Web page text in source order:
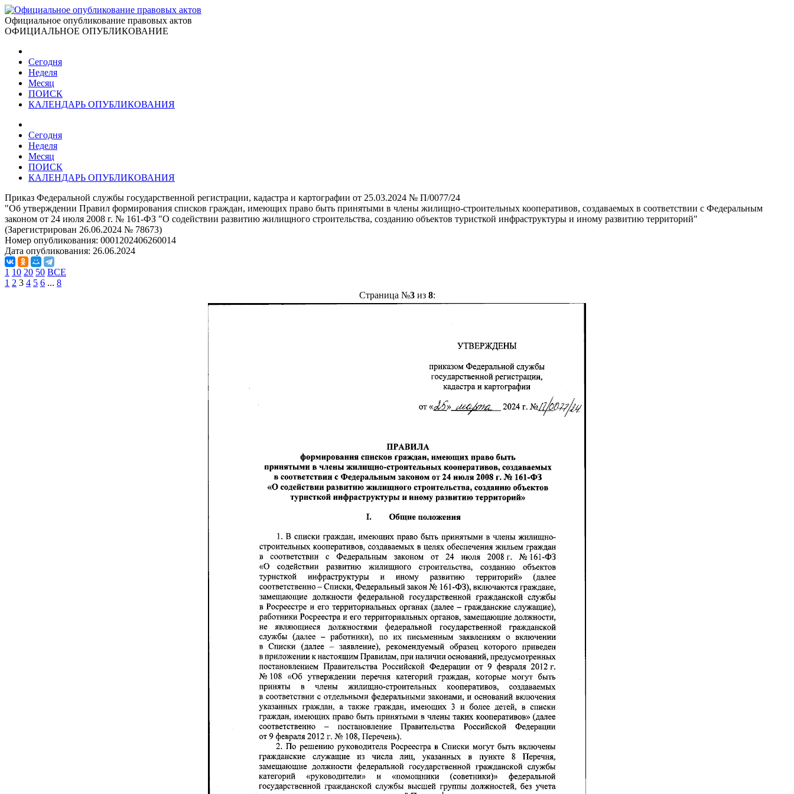
Официальное опубликование правовых актов
ОФИЦИАЛЬНОЕ ОПУБЛИКОВАНИЕ
Сегодня
Неделя
Месяц
ПОИСК
КАЛЕНДАРЬ ОПУБЛИКОВАНИЯ
Сегодня
Неделя
Месяц
ПОИСК
КАЛЕНДАРЬ ОПУБЛИКОВАНИЯ
Приказ Федеральной службы государственной регистрации, кадастра и картографии от 25.03.2024 № П/0077/24
"Об утверждении Правил формирования списков граждан, имеющих право быть принятыми в члены жилищно-строительных кооперативов, создаваемых в соответствии с Федеральным
законом от 24 июля 2008 г. № 161-ФЗ "О содействии развитию жилищного строительства, созданию объектов туристкой инфраструктуры и иному развитию территорий"
(Зарегистрирован 26.06.2024 № 78673)
Номер опубликования: 0001202406260014
Дата опубликования: 26.06.2024
1 10 20 50 ВСЕ
1 2 3 4 5 6 ... 8
Страница №3из 8: